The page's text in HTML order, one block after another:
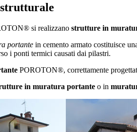
si realizzano strutture in
portante in cemento armato costituisce
i ponti termici causati dai pilastri.
POROTON®, correttamente
in muratura portante o in